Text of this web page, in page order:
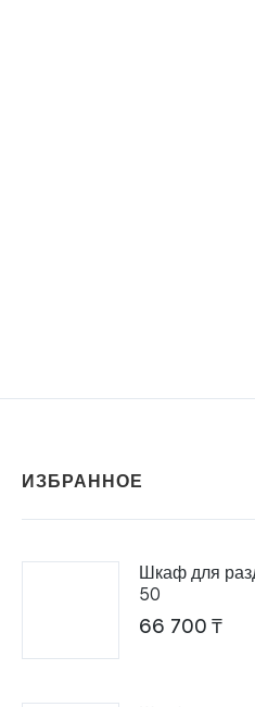
ИЗБРАННОЕ
Шкаф для
50
66 700 ₸